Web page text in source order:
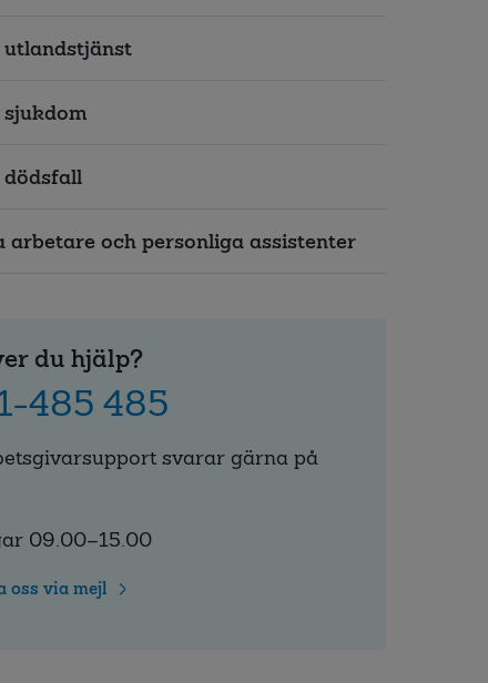
utlandstjänst
arbetare och personliga assistenter
du hjälp?
485 485
svarar gärna på
09.00–15.00
oss via mejl